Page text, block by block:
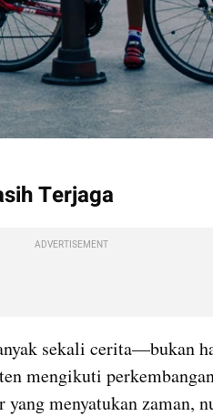
Terjaga
ADVERTISEMENT
sekali cerita—bukan
mengikuti
menyatukan zaman,